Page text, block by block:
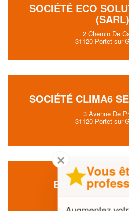
SOCIÉTÉ ECO
(SARL)
2 Chemin De
31120 Portet-sur-
SOCIÉTÉ CLIMA6
3 Avenue De
31120 Portet-sur-
ENTREPRISE
31120 Portet-sur-
✕
Vous